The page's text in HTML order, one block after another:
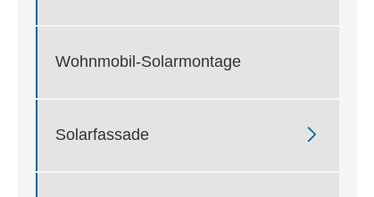
Wohnmobil-Solarmontage
Solarfassade 